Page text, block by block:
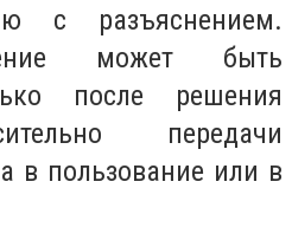
с разъяснением.
может быть
после решения
передачи
в пользование или в